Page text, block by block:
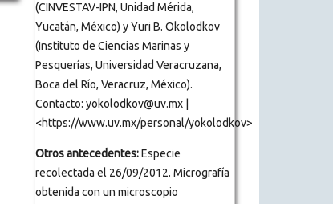
(CINVESTAV-IPN, Unidad Mérida,
Yucatán, México) y Yuri B. Okolodkov
(Instituto de Ciencias Marinas y
Pesquerías, Universidad Veracruzana,
Boca del Río, Veracruz, México).
Contacto: yokolodkov@uv.mx |
<https://www.uv.mx/personal/yokolodkov>
Otros antecedentes:Especie
recolectada el 26/09/2012. Micrografía
obtenida con un microscopio